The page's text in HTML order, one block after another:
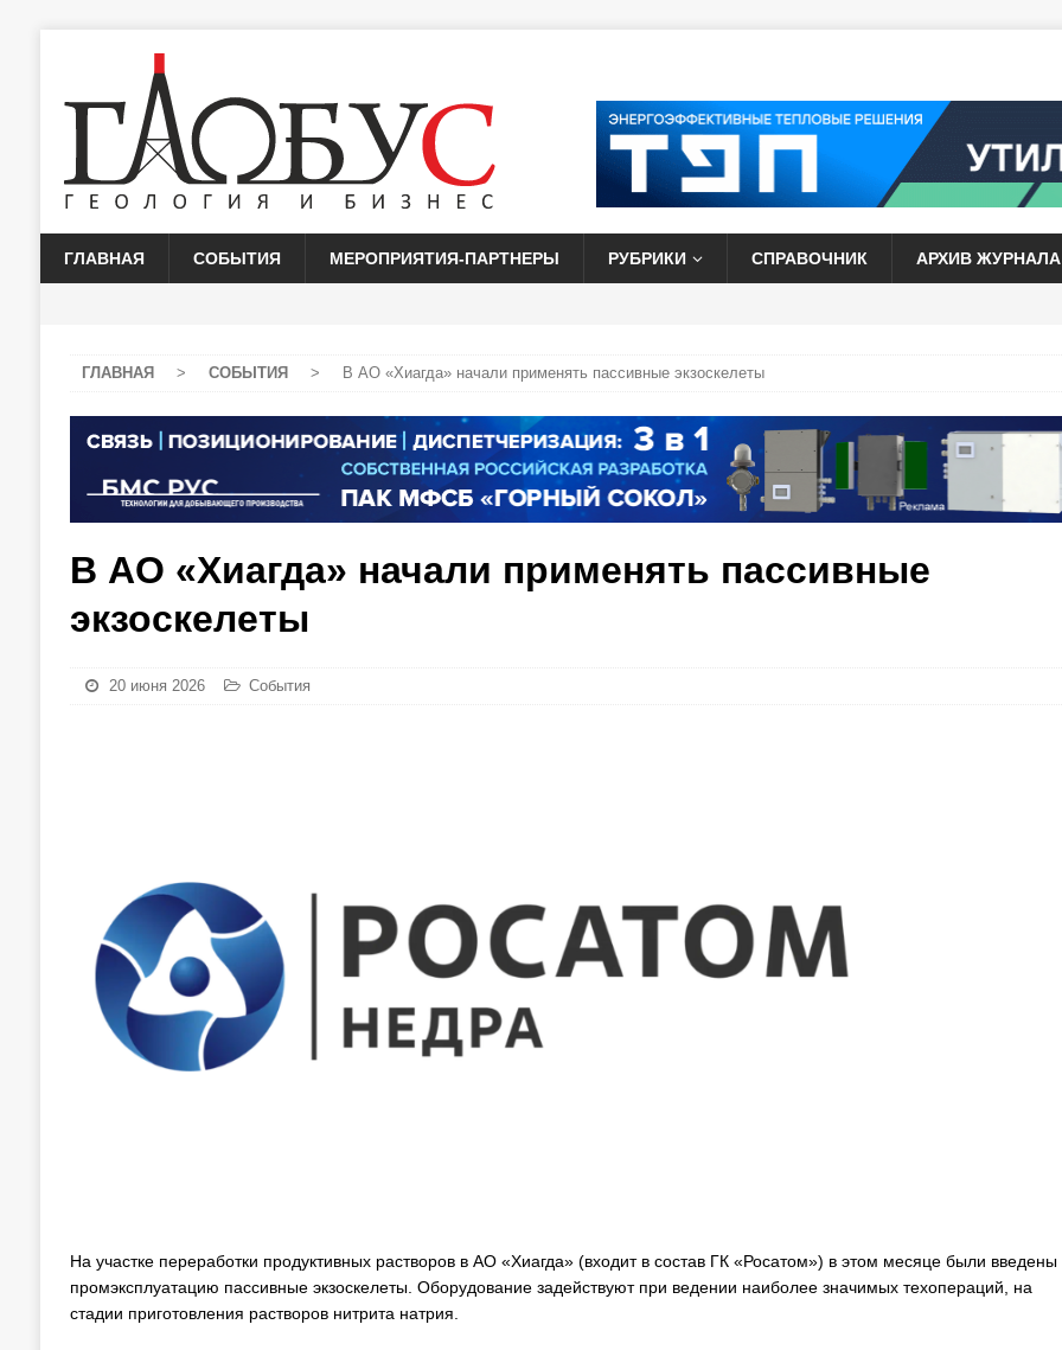
ГЛАВНАЯ СОБЫТИЯ МЕРОПРИЯТИЯ-ПАРТНЕРЫ РУБРИКИ СПРАВОЧНИК АРХИВ ЖУРНАЛА
ГЛАВНАЯ > СОБЫТИЯ > В АО «Хиагда» начали применять пассивные экзоскелеты
В АО «Хиагда» начали применять пассивные
экзоскелеты
20 июня 2026 События
На участке переработки продуктивных растворов в АО «Хиагда» (входит в состав ГК «Росатом») в этом месяце были введены
промэксплуатацию пассивные экзоскелеты. Оборудование задействуют при ведении наиболее значимых техопераций, на
стадии приготовления растворов нитрита натрия.